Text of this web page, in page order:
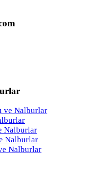
ve Nalburlar
Nalburlar
Nalburlar
Nalburlar